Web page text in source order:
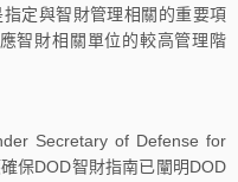
指定與智財管理相關的重要項
智財相關單位的較高管理階
Secretary of Defense for
保DOD智財指南已闡明DOD